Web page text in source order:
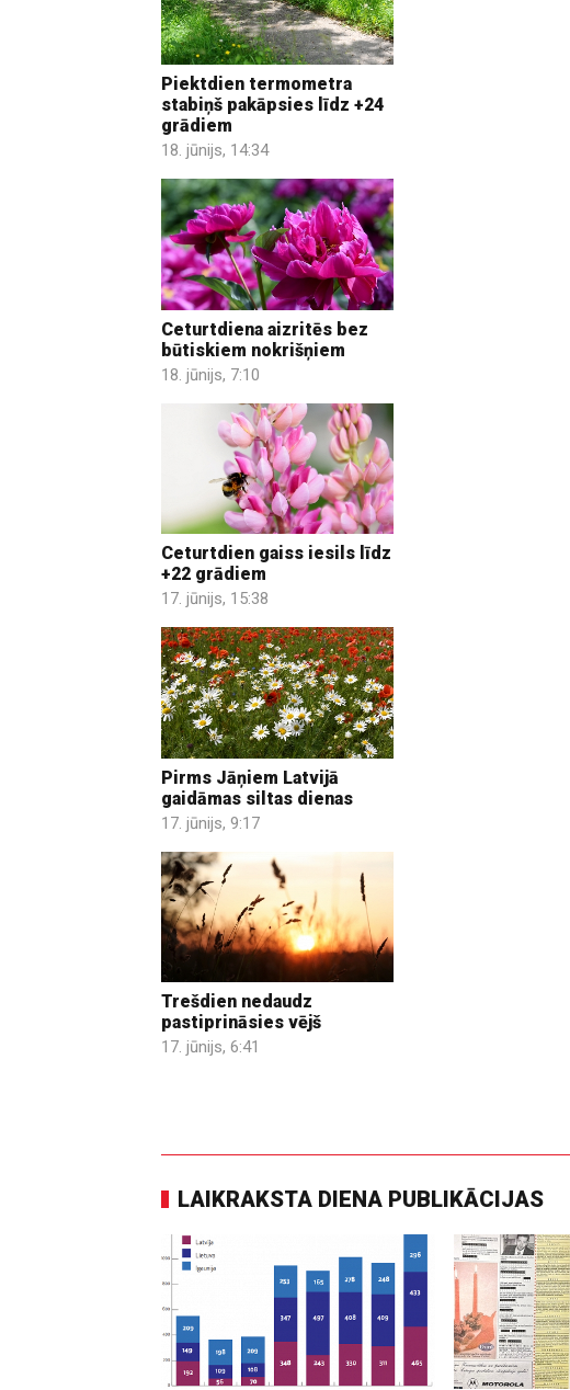
Piektdien termometra
stabiņš pakāpsies līdz +24
grādiem
18. jūnijs, 14:34
Ceturtdiena aizritēs bez
būtiskiem nokrišņiem
18. jūnijs, 7:10
Ceturtdien gaiss iesils līdz
+22 grādiem
17. jūnijs, 15:38
Pirms Jāņiem Latvijā
gaidāmas siltas dienas
17. jūnijs, 9:17
Trešdien nedaudz
pastiprināsies vējš
17. jūnijs, 6:41
LAIKRAKSTA DIENA PUBLIKĀCIJAS